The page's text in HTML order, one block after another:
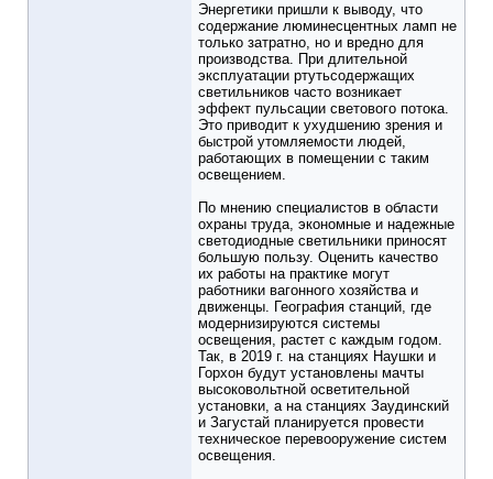
Энергетики пришли к выводу, что
содержание люминесцентных ламп не
только затратно, но и вредно для
производства. При длительной
эксплуатации ртутьсодержащих
светильников часто возникает
эффект пульсации светового потока.
Это приводит к ухудшению зрения и
быстрой утомляемости людей,
работающих в помещении с таким
освещением.
По мнению специалистов в области
охраны труда, экономные и надежные
светодиодные светильники приносят
большую пользу. Оценить качество
их работы на практике могут
работники вагонного хозяйства и
движенцы. География станций, где
модернизируются системы
освещения, растет с каждым годом.
Так, в 2019 г. на станциях Наушки и
Горхон будут установлены мачты
высоковольтной осветительной
установки, а на станциях Заудинский
и Загустай планируется провести
техническое перевооружение систем
освещения.